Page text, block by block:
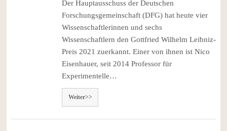
Der Hauptausschuss der Deutschen
Forschungsgemeinschaft (DFG) hat heute vier
Wissenschaftlerinnen und sechs
Wissenschaftlern den Gottfried Wilhelm Leibniz-
Preis 2021 zuerkannt. Einer von ihnen ist Nico
Eisenhauer, seit 2014 Professor für
Experimentelle…
Weiter>>